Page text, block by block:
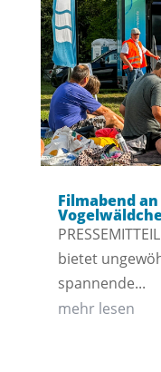
Filmabend
bietet
spannende...
mehr lesen